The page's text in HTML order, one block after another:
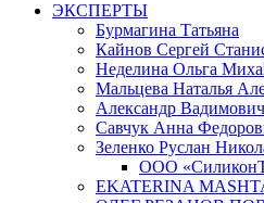
ЭКСПЕРТЫ
Бурмагина Татьяна
Кайнов Сергей
Неделина Ольга
Мальцева Наталья
Александр
Савчук Анна
Зеленко Руслан
ООО
EKATERINA